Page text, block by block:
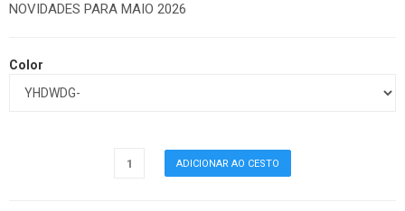
NOVIDADES PARA MAIO 2026
Color